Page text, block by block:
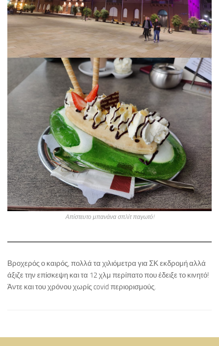
Απίστευτο μπανάνα σπλίτ παγωτό!
Βροχερός ο καιρός, πολλά τα χιλιόμετρα για ΣΚ εκδρομή αλλά
άξιζε την επίσκεψη και τα 12 χλμ περίπατο που έδειξε το κινητό!
Άντε και του χρόνου χωρίς covid περιορισμούς.